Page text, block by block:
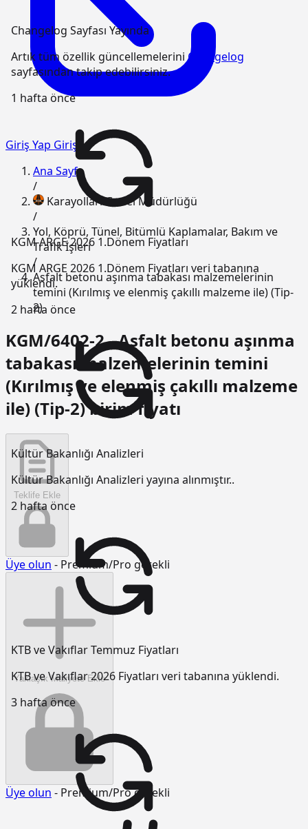
Changelog Sayfası Yayında
Artık tüm özellik güncellemeleriniChangelog
sayfasından takip edebilirsiniz.
1 hafta önce
KGM ARGE 2026 1.Dönem Fiyatları
KGM ARGE 2026 1.Dönem Fiyatları veri tabanına
yüklendi.
2 hafta önce
Kültür Bakanlığı Analizleri
Kültür Bakanlığı Analizleri yayına alınmıştır..
2 hafta önce
KTB ve Vakıflar Temmuz Fiyatları
KTB ve Vakıflar 2026 Fiyatları veri tabanına yüklendi.
3 hafta önce
Giriş Yap Giriş
Ana Sayfa
/
Karayolları Genel Müdürlüğü
/
Yol, Köprü, Tünel, Bitümlü Kaplamalar, Bakım ve
Trafik İşleri
/
Asfalt betonu aşınma tabakası malzemelerinin
temini (Kırılmış ve elenmiş çakıllı malzeme ile) (Tip-
2)
KGM/6402-2 - Asfalt betonu aşınma
tabakası malzemelerinin temini
(Kırılmış ve elenmiş çakıllı malzeme
ile) (Tip-2) birim fiyatı
Teklife Ekle
Üye olun - Premium/Pro gerekli
Yaklaşık Maliyete Ekle
Üye olun - Premium/Pro gerekli